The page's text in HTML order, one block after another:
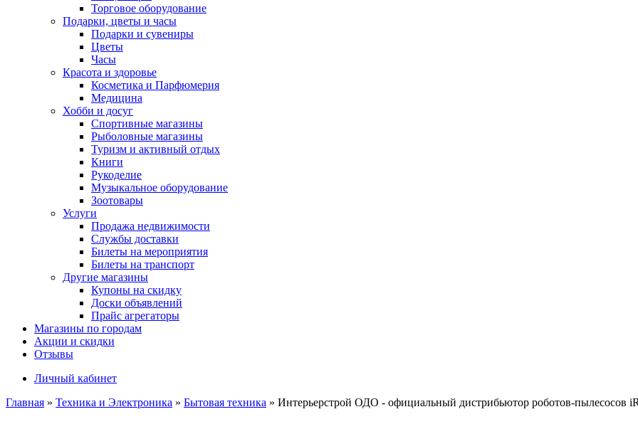
Торговое оборудование
Подарки, цветы и часы
Подарки и сувениры
Цветы
Часы
Красота и здоровье
Косметика и Парфюмерия
Медицина
Хобби и досуг
Спортивные магазины
Рыболовные магазины
Туризм и активный отдых
Книги
Рукоделие
Музыкальное оборудование
Зоотовары
Услуги
Продажа недвижимости
Службы доставки
Билеты на мероприятия
Билеты на транспорт
Другие магазины
Купоны на скидку
Доски объявлений
Прайс агрегаторы
Магазины по городам
Акции и скидки
Отзывы
Личный кабинет
Главная » Техника и Электроника » Бытовая техника » Интерьерстрой ОДО - официальный дистрибьютор роботов-пылесосов